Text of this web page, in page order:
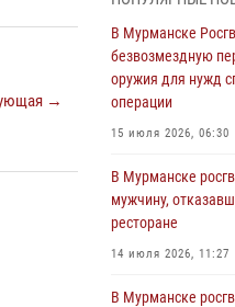
→
пресекли
Карла Маркса
04 августа 2026,
Морской отряд
образования
03 августа 2026,
дебошира на
В Мурманске
безвозмездную
оружия для нужд
операции
15 июля 2026, 06:30
В Мурманске
мужчину,
ресторане
14 июля 2026, 11:27
В Мурманске